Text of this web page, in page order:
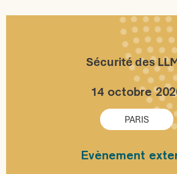
Sécurité des
14 octobre
PARIS
Evènement